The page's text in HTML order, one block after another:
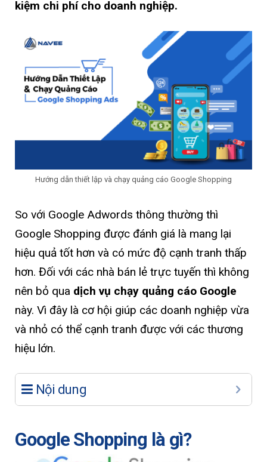
kiệm chi phí cho doanh nghiệp.
Hướng dẫn thiết lập và chạy quảng cáo Google Shopping
So với Google Adwords thông thường thì
Google Shopping được đánh giá là mang lại
hiệu quả tốt hơn và có mức độ cạnh tranh thấp
hơn. Đối với các nhà bán lẻ trực tuyến thì không
nên bỏ qua dịch vụ chạy quảng cáo Google
này. Vì đây là cơ hội giúp các doanh nghiệp vừa
và nhỏ có thể cạnh tranh được với các thương
hiệu lớn.
Nội dung
Google Shopping là gì?